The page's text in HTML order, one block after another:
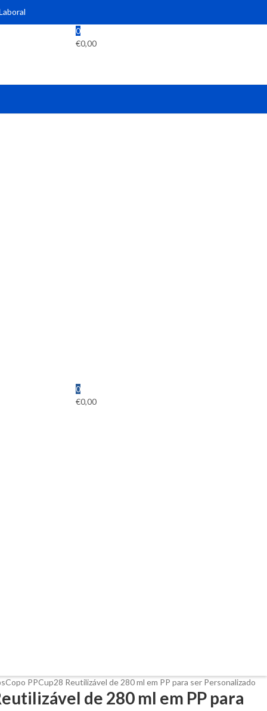
0
€0,00
0
€0,00
Copo PPCup28 Reutilizável de 280 ml em PP para ser Personalizado
de 280 ml em PP para